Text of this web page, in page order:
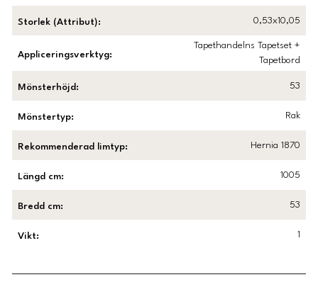
Storlek (Attribut): 0,53x10,05
Appliceringsverktyg:
Tapethandelns Tapetset +
Tapetbord
Mönsterhöjd : 53
Mönstertyp: Rak
Rekommenderad limtyp: Hernia 1870
Längd cm: 1005
Bredd cm: 53
Vikt: 1